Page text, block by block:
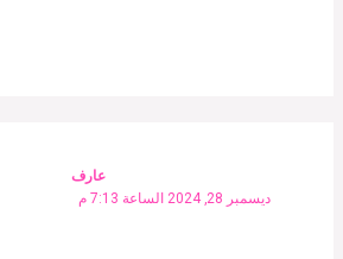
عارف
ديسمبر 28, 2024 الساعة 7:13 م